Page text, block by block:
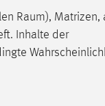
Raum), Matrizen,
Inhalte der